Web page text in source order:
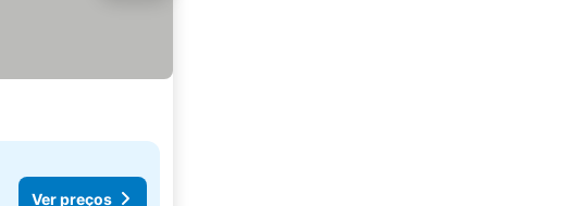
Ver preços